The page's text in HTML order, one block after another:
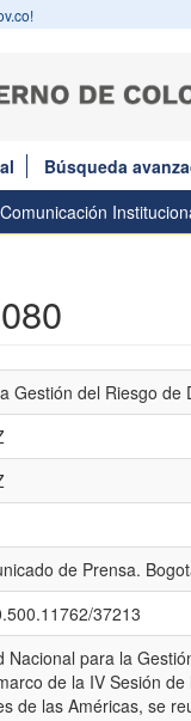
Búsqueda
Comunicación
Gestión del Riesgo de
de Prensa.
37213
Nacional para la
de la IV Sesión
de las Américas, se